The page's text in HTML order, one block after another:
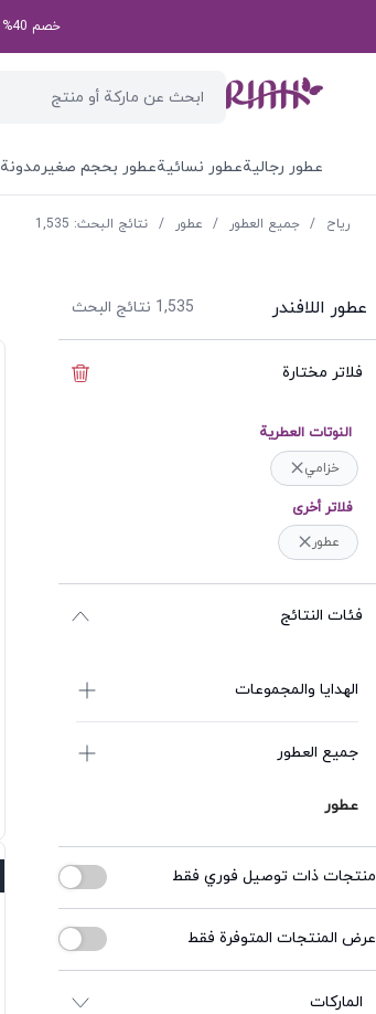
خصم 40% على العطور + خصم إضافي بقيمة 50 درهم إماراتي على طلبك الأول! رمز الخصم الخاص بك: first50aed
عطور رجاليةعطور نسائيةعطور بحجم صغيرمدونة
ریاح / جميع العطور / عطور / نتائج البحث: 1,535
عطور اللافندر 1,535 نتائج البحث
فلاتر مختارة
النوتات العطرية
خزامي
فلاتر أخرى
عطور
فئات النتائج
الهدايا والمجموعات
جميع العطور
عطور
منتجات ذات توصيل فوري فقط
عرض المنتجات المتوفرة فقط
الماركات